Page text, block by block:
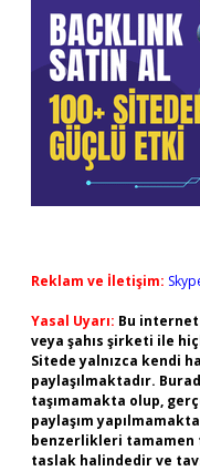
Reklam ve İletişim:
Yasal Uyarı: Bu
veya şahıs şirketi ile
Sitede yalnızca kendi
paylaşılmaktadır.
taşımamakta olup,
paylaşım
benzerlikleri
taslak halindedir ve